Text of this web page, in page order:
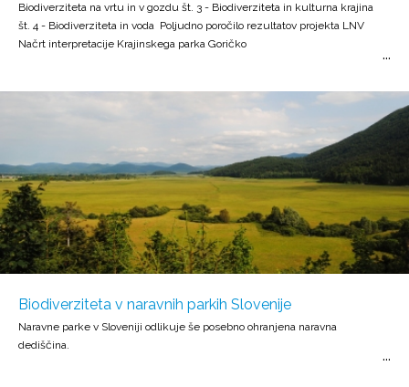
Biodiverziteta na vrtu in v gozdu št. 3 - Biodiverziteta in kulturna krajina
št. 4 - Biodiverziteta in voda Poljudno poročilo rezultatov projekta LNV
Načrt interpretacije Krajinskega parka Goričko
Biodiverziteta v naravnih parkih Slovenije
Naravne parke v Sloveniji odlikuje še posebno ohranjena naravna
dediščina.